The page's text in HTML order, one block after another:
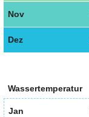
Nov
Dez
Wassertemperatur
Jan